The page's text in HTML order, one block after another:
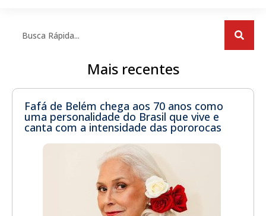
Mais recentes
Fafá de Belém chega aos 70 anos como
uma personalidade do Brasil que vive e
canta com a intensidade das pororocas